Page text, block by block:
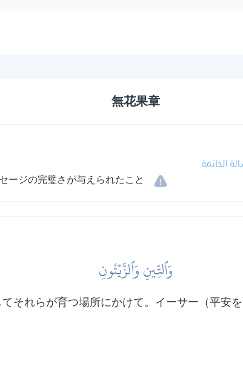
無花果章
الخاتمة.
ージの完璧さが与えられたこと
وَٱلتِّينِ وَٱلزَّيۡتُونِ
それらが育つ場所にかけて。イーサー（平安